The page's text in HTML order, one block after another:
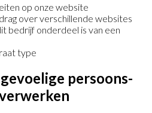
op onze website
over verschillende websites
bedrijf onderdeel is van een
type
persoons­